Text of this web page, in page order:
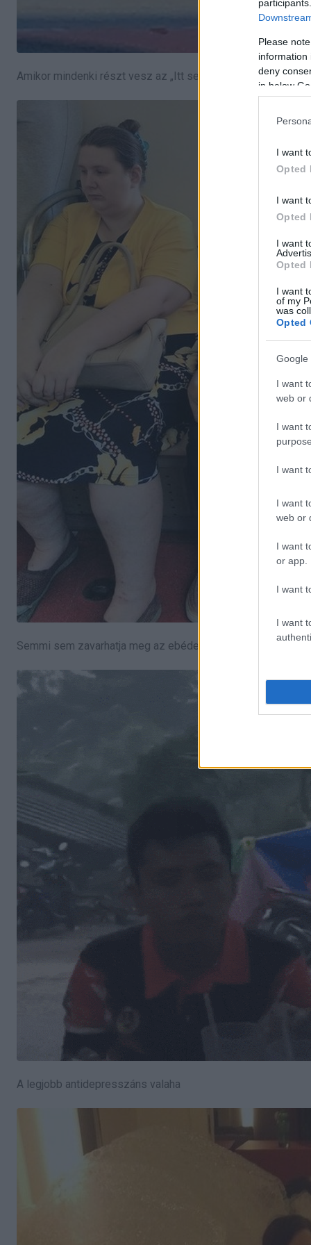
Please
information
deny
in below
I want
Opted
I want
Opted
I want
Opted
I want
of my
was
Opted
Google
I want
web or
I want
I want
I want
web or
I want
or app.
I want
I want
Amikor mindenki részt vesz az „Itt semmi sem történik…”
Semmi sem zavarhatja meg az ebéded, még egy vihar sem.
A legjobb antidepresszáns valaha